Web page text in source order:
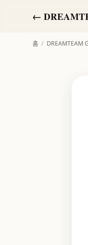
←
홈 / DREAMTEAM